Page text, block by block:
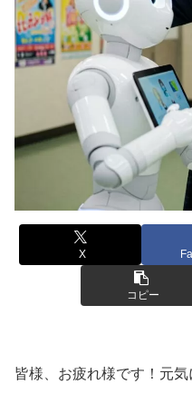
X
コピー
皆様、お疲れ様です！元